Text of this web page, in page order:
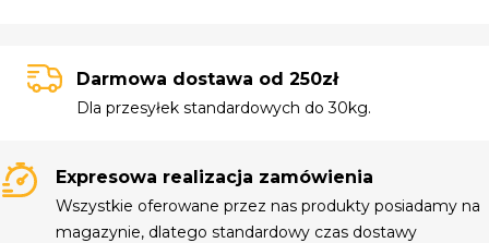
Darmowa dostawa od 250zł
Dla przesyłek standardowych do 30kg.
Expresowa realizacja zamówienia
Wszystkie oferowane przez nas produkty posiadamy na
magazynie, dlatego standardowy czas dostawy